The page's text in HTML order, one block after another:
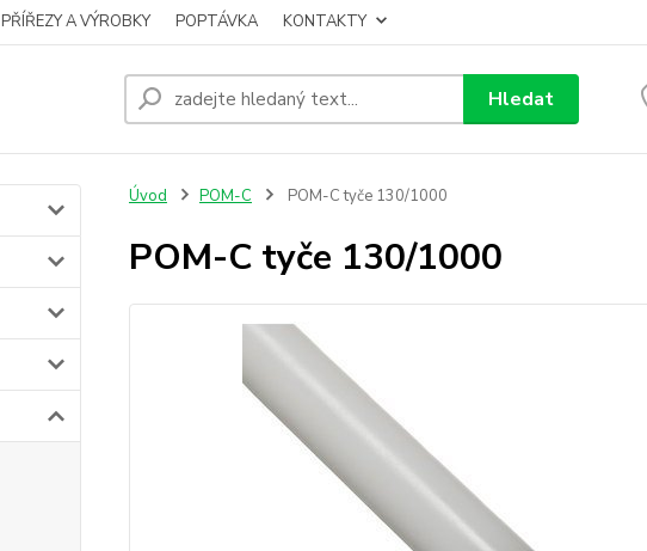
PŘÍŘEZY A VÝROBKY POPTÁVKA KONTAKTY
Hledat
Úvod POM-C POM-C tyče 130/1000
POM-C tyče 130/1000